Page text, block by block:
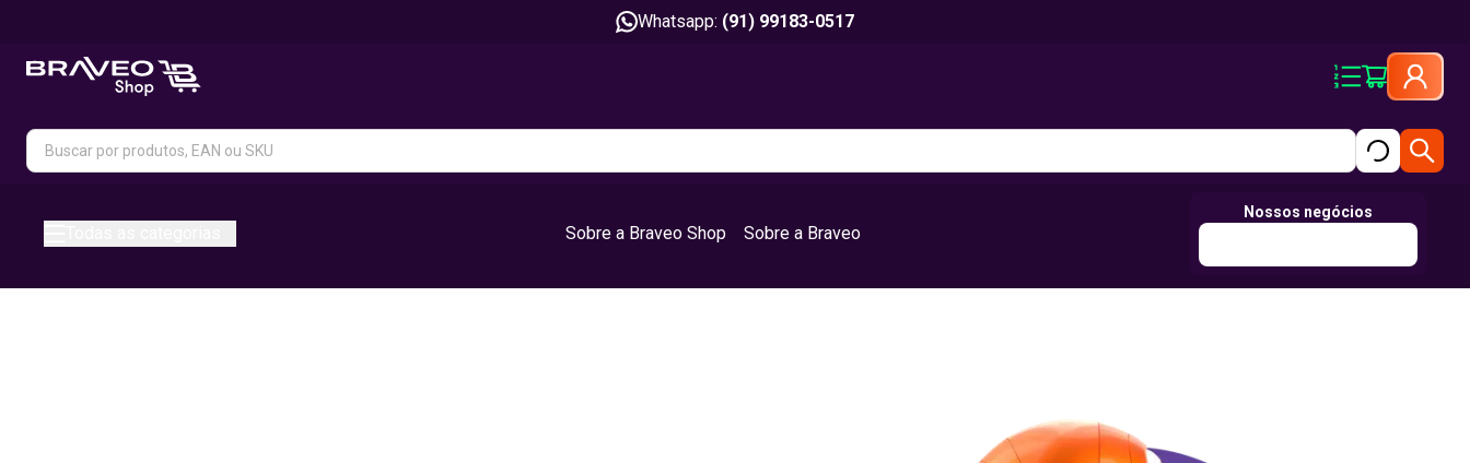
Whatsapp: (91) 99183-0517
Sobre a Braveo Shop Sobre a Braveo
Nossos negócios